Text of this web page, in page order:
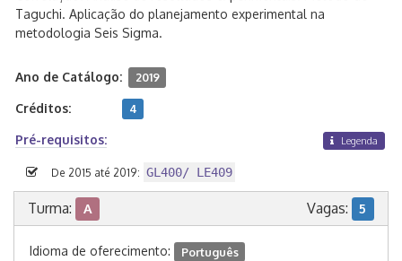
Taguchi. Aplicação do planejamento experimental na
metodologia Seis Sigma.
Ano de Catálogo: 2019
Créditos: 4
Pré-requisitos: Legenda
De 2015 até 2019: GL400/ LE409
Turma: A Vagas: 5
Idioma de oferecimento: Português